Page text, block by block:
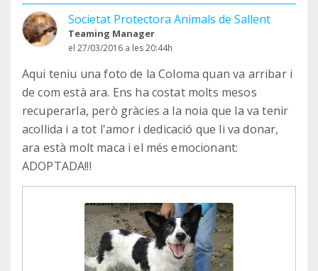
Societat Protectora Animals de Sallent
Teaming Manager
el 27/03/2016 a les 20:44h
Aqui teniu una foto de la Coloma quan va arribar i
de com està ara. Ens ha costat molts mesos
recuperarla, però gràcies a la noia que la va tenir
acollida i a tot l'amor i dedicació que li va donar,
ara està molt maca i el més emocionant:
ADOPTADA!!!